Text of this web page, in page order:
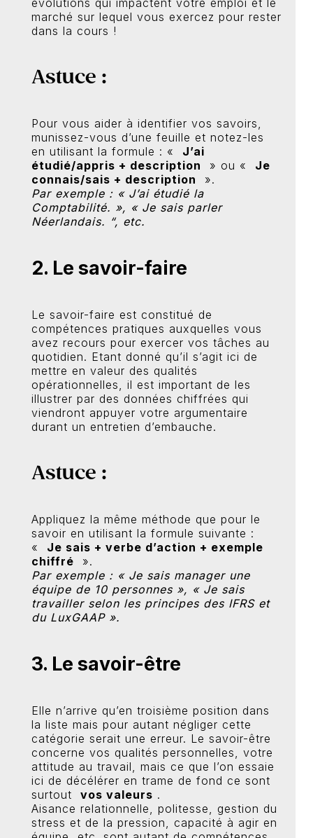
évolutions qui impactent votre emploi et le
marché sur lequel vous exercez pour rester
dans la cours !
Astuce :
Pour vous aider à identifier vos savoirs,
munissez-vous d’une feuille et notez-les
en utilisant la formule : « J’ai
étudié/appris + description » ou « Je
connais/sais + description ».
Par exemple : « J’ai étudié la
Comptabilité. », « Je sais parler
Néerlandais. “, etc.
2. Le savoir-faire
Le savoir-faire est constitué de
compétences pratiques auxquelles vous
avez recours pour exercer vos tâches au
quotidien. Etant donné qu’il s’agit ici de
mettre en valeur des qualités
opérationnelles, il est important de les
illustrer par des données chiffrées qui
viendront appuyer votre argumentaire
durant un entretien d’embauche.
Astuce :
Appliquez la même méthode que pour le
savoir en utilisant la formule suivante :
« Je sais + verbe d’action + exemple
chiffré ».
Par exemple : « Je sais manager une
équipe de 10 personnes », « Je sais
travailler selon les principes des IFRS et
du LuxGAAP ».
3. Le savoir-être
Elle n’arrive qu’en troisième position dans
la liste mais pour autant négliger cette
catégorie serait une erreur. Le savoir-être
concerne vos qualités personnelles, votre
attitude au travail, mais ce que l’on essaie
ici de décélérer en trame de fond ce sont
surtout vos valeurs .
Aisance relationnelle, politesse, gestion du
stress et de la pression, capacité à agir en